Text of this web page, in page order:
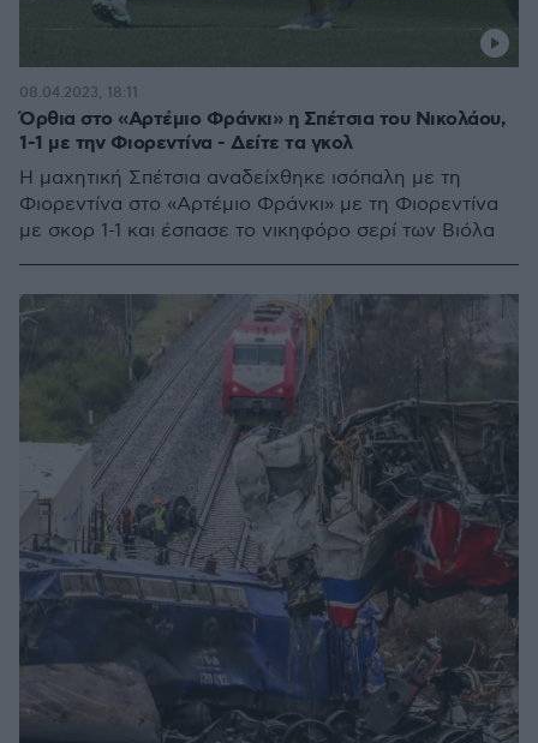
Όρθια στο «Αρτέμιο Φράνκι» η Σπέτσια του Νικολάου,
1-1 με την Φιορεντίνα - Δείτε τα γκολ
Η μαχητική Σπέτσια αναδείχθηκε ισόπαλη με τη
Φιορεντίνα στο «Αρτέμιο Φράνκι» με τη Φιορεντίνα
με σκορ 1-1 και έσπασε το νικηφόρο σερί των Βιόλα
08.04.2023, 18:11